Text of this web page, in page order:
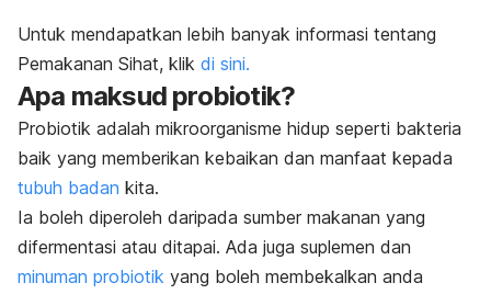
Untuk mendapatkan lebih banyak informasi tentang
Pemakanan Sihat, klik di sini.
Apa maksud probiotik?
Probiotik adalah mikroorganisme hidup seperti bakteria
baik yang memberikan kebaikan dan manfaat kepada
tubuh badan kita.
Ia boleh diperoleh daripada sumber makanan yang
difermentasi atau ditapai. Ada juga suplemen dan
minuman probiotik yang boleh membekalkan anda